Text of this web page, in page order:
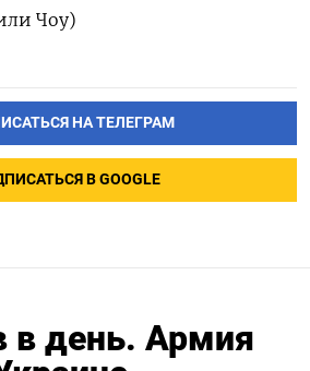
Чоу)
НА ТЕЛЕГРАМ
В GOOGLE
в день. Армия